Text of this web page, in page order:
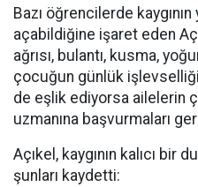
Bazı öğrencilerde
açabildiğine işaret eden
ağrısı, bulantı, kusma,
çocuğun günlük
de eşlik ediyorsa ailelerin
uzmanına başvurmaları
Açıkel, kaygının kalıcı bir
şunları kaydetti: